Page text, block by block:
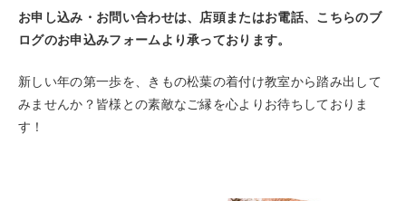
お申し込み・お問い合わせは、店頭またはお電話、こちらのブ
ログのお申込みフォームより承っております。
新しい年の第一歩を、きもの松葉の着付け教室から踏み出して
みませんか？皆様との素敵なご縁を心よりお待ちしておりま
す！